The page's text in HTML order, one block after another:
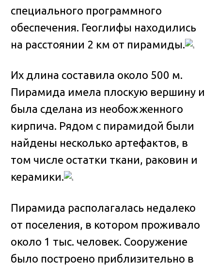
специального программного
обеспечения. Геоглифы находились
на расстоянии 2 км от пирамиды.
Их длина составила около 500 м.
Пирамида имела плоскую вершину и
была сделана из необожженного
кирпича. Рядом с пирамидой были
найдены несколько артефактов, в
том числе остатки ткани, раковин и
керамики.
Пирамида располагалась недалеко
от поселения, в котором проживало
около 1 тыс. человек. Сооружение
было построено приблизительно в